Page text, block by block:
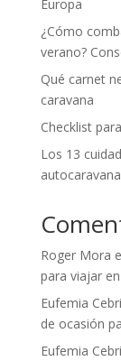
Europa
¿Cómo
verano?
Qué carnet
caravana
Checklist
Los 13
Roger Mora
para viajar
Eufemia
de ocasión
Eufemia